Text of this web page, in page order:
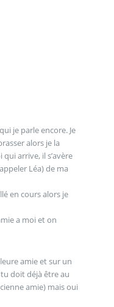
je parle encore. Je
alors je la
arrive, il s’avère
Léa) de ma
en cours alors je
a moi et on
amie et sur un
doit déjà être au
amie) mais oui